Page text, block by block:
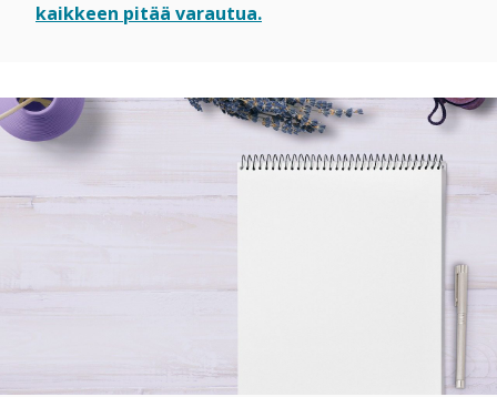
kaikkeen pitää varautua.